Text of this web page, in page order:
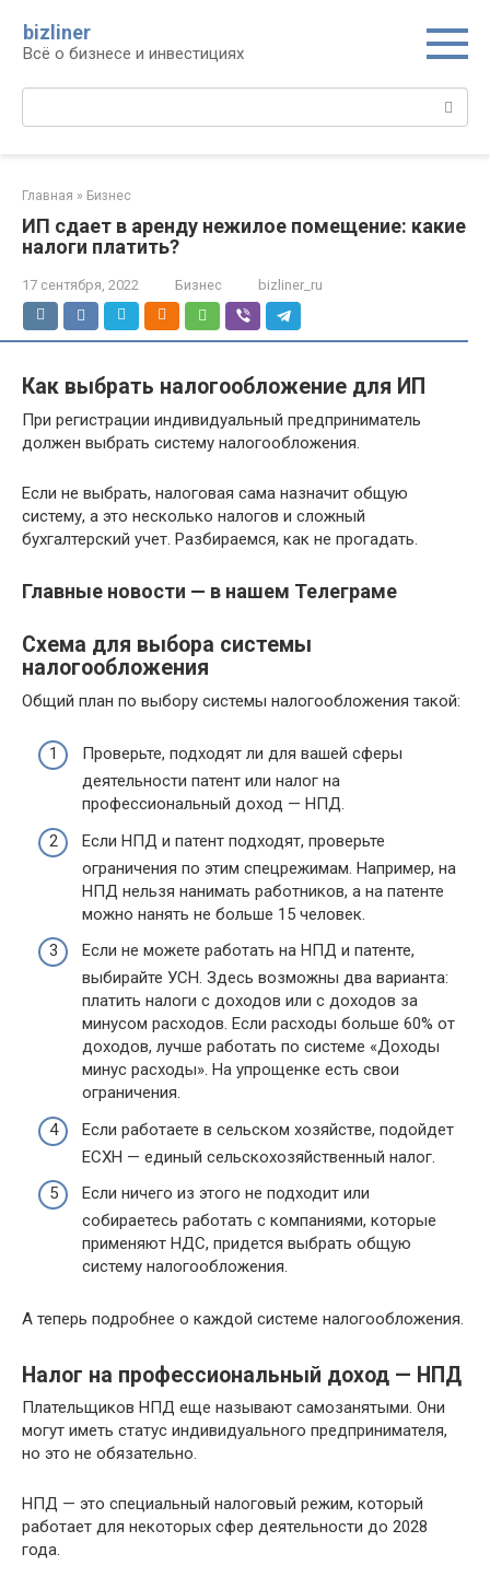
контенту
bizliner
Всё о бизнесе и инвестициях
Поиск:
Главная » Бизнес
ИП сдает в аренду нежилое помещение: какие
налоги платить?
17 сентября, 2022 Бизнес bizliner_ru
Как выбрать налогообложение для ИП
При регистрации индивидуальный предприниматель
должен выбрать систему налогообложения.
Если не выбрать, налоговая сама назначит общую
систему, а это несколько налогов и сложный
бухгалтерский учет. Разбираемся, как не прогадать.
Главные новости — в нашем Телеграме
Схема для выбора системы
налогообложения
Общий план по выбору системы налогообложения такой:
Проверьте, подходят ли для вашей сферы
деятельности патент или налог на
профессиональный доход — НПД.
Если НПД и патент подходят, проверьте
ограничения по этим спецрежимам. Например, на
НПД нельзя нанимать работников, а на патенте
можно нанять не больше 15 человек.
Если не можете работать на НПД и патенте,
выбирайте УСН. Здесь возможны два варианта:
платить налоги с доходов или с доходов за
минусом расходов. Если расходы больше 60% от
доходов, лучше работать по системе «Доходы
минус расходы». На упрощенке есть свои
ограничения.
Если работаете в сельском хозяйстве, подойдет
ЕСХН — единый сельскохозяйственный налог.
Если ничего из этого не подходит или
собираетесь работать с компаниями, которые
применяют НДС, придется выбрать общую
систему налогообложения.
А теперь подробнее о каждой системе налогообложения.
Налог на профессиональный доход — НПД
Плательщиков НПД еще называют самозанятыми. Они
могут иметь статус индивидуального предпринимателя,
но это не обязательно.
НПД — это специальный налоговый режим, который
работает для некоторых сфер деятельности до 2028
года.